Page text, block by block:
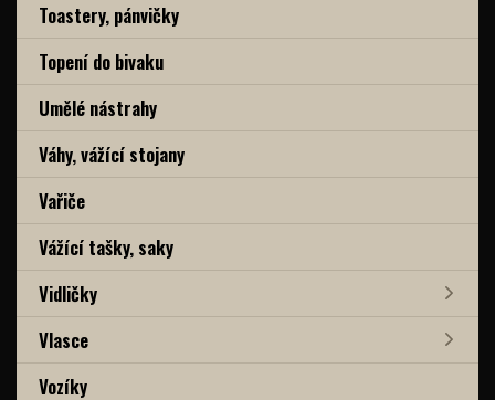
Toastery, pánvičky
Topení do bivaku
Umělé nástrahy
Váhy, vážící stojany
Vařiče
Vážící tašky, saky
Vidličky
Vlasce
Vozíky